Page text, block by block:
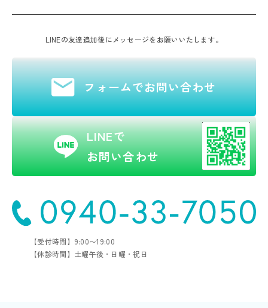
LINEの友達追加後にメッセージをお願いいたします。
フォームでお問い合わせ
LINEで
お問い合わせ
【受付時間】9:00〜19:00
【休診時間】土曜午後・日曜・祝日